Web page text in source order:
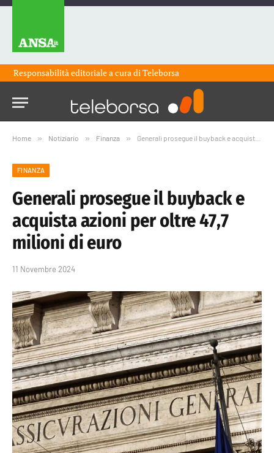
Responsabilità editoriale a cura diTeleborsa
Home » Notiziario » Finanza » Generali prosegue il buyback e acquista azioni per oltre 47,7 milioni di euro
FINANZA
Generali prosegue il buyback e
acquista azioni per oltre 47,7
milioni di euro
11 Novembre 2024